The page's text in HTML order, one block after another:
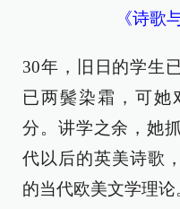
《诗歌
30年，旧日的学生
已两鬓染霜，可她
分。讲学之余，她
代以后的英美诗歌
的当代欧美文学理论